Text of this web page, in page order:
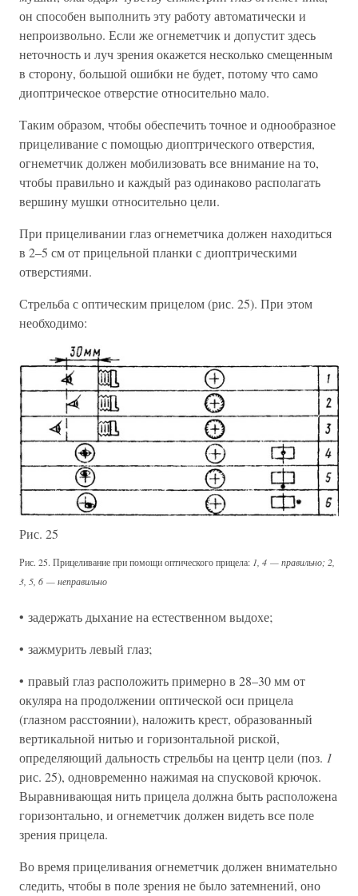
он способен выполнить эту работу автоматически и
непроизвольно. Если же огнеметчик и допустит здесь
неточность и луч зрения окажется несколько смещенным
в сторону, большой ошибки не будет, потому что само
диоптрическое отверстие относительно мало.
Таким образом, чтобы обеспечить точное и однообразное
прицеливание с помощью диоптрического отверстия,
огнеметчик должен мобилизовать все внимание на то,
чтобы правильно и каждый раз одинаково располагать
вершину мушки относительно цели.
При прицеливании глаз огнеметчика должен находиться
в 2–5 см от прицельной планки с диоптрическими
отверстиями.
Стрельба с оптическим прицелом (рис. 25). При этом
необходимо:
Рис. 25
Рис. 25. Прицеливание при помощи оптического прицела: 1, 4 — правильно; 2,
3, 5, 6 — неправильно
• задержать дыхание на естественном выдохе;
• зажмурить левый глаз;
• правый глаз расположить примерно в 28–30 мм от
окуляра на продолжении оптической оси прицела
(глазном расстоянии), наложить крест, образованный
вертикальной нитью и горизонтальной риской,
определяющий дальность стрельбы на центр цели (поз. 1
рис. 25), одновременно нажимая на спусковой крючок.
Выравнивающая нить прицела должна быть расположена
горизонтально, и огнеметчик должен видеть все поле
зрения прицела.
Во время прицеливания огнеметчик должен внимательно
следить, чтобы в поле зрения не было затемнений, оно